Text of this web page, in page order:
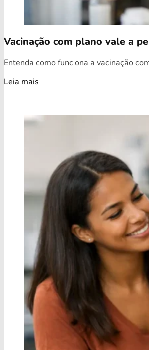
Vacinação com plano vale a
Entenda como funciona a vacinação
Leia mais